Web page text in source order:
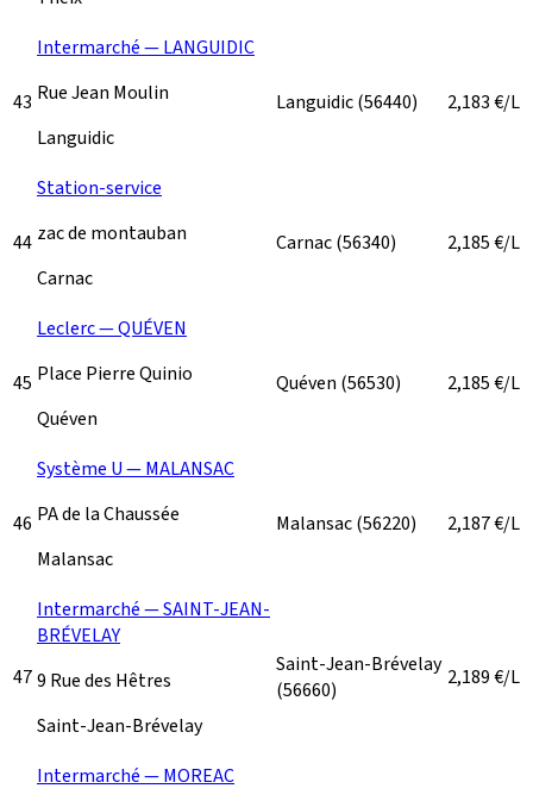
43
Intermarché — LANGUIDIC
Rue Jean Moulin
Languidic
Languidic(56440) 2,183€/L
44
Station-service
zac de montauban
Carnac
Carnac(56340) 2,185€/L
45
Leclerc — QUÉVEN
Place Pierre Quinio
Quéven
Quéven (56530) 2,185€/L
46
Système U — MALANSAC
PA de la Chaussée
Malansac
Malansac(56220) 2,187€/L
47
Intermarché — SAINT-JEAN-
BRÉVELAY
9 Rue des Hêtres
Saint-Jean-Brévelay
Saint-Jean-Brévelay
(56660)
2,189€/L
Intermarché — MOREAC